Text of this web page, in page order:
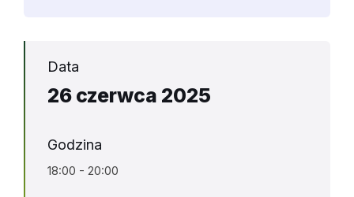
Data
26 czerwca 2025
Godzina
18:00 - 20:00